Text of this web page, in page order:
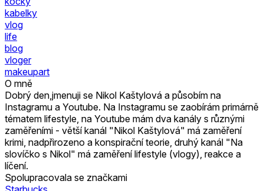
kabelky
vlog
life
blog
vloger
makeupart
O mně
Dobrý den,jmenuji se Nikol Kaštylová a působím na
Instagramu a Youtube. Na Instagramu se zaobírám primárně
tématem lifestyle, na Youtube mám dva kanály s různými
zaměřeními - větší kanál "Nikol Kaštylová" má zaměření
krimi, nadpřirozeno a konspirační teorie, druhý kanál "Na
slovíčko s Nikol" má zaměření lifestyle (vlogy), reakce a
líčení.
Spolupracovala se značkami